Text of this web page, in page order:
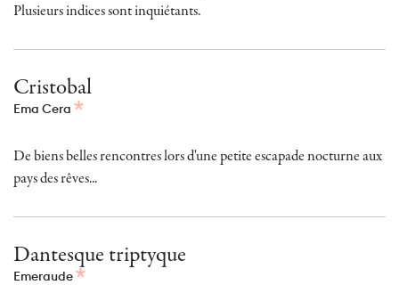
Plusieurs indices sont inquiétants.
Cristobal
Ema Cera
De biens belles rencontres lors d'une petite escapade nocturne aux
pays des rêves...
Dantesque triptyque
Emeraude